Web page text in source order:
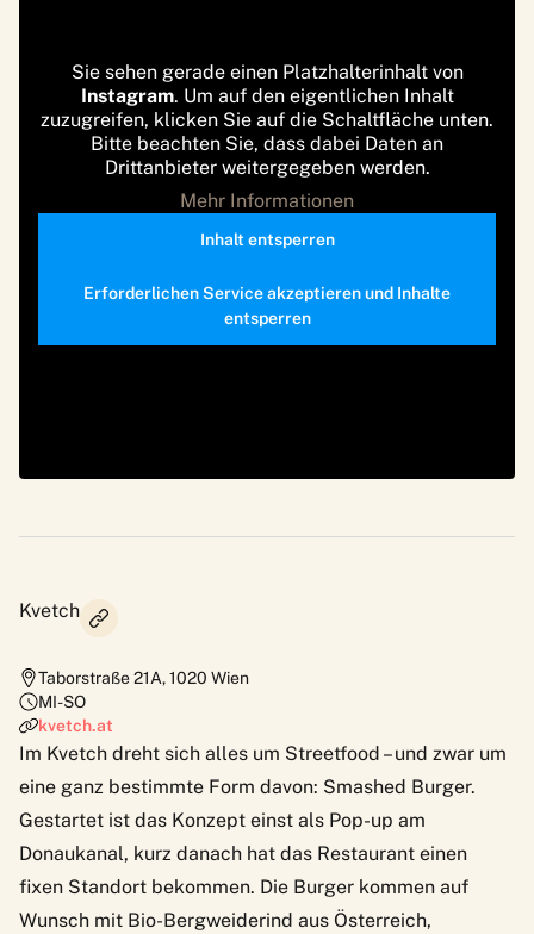
Sie sehen gerade einen Platzhalterinhalt von
Instagram. Um auf den eigentlichen Inhalt
zuzugreifen, klicken Sie auf die Schaltfläche unten.
Bitte beachten Sie, dass dabei Daten an
Drittanbieter weitergegeben werden.
Mehr Informationen
Inhalt entsperren
Erforderlichen Service akzeptieren und Inhalte
entsperren
Kvetch
Taborstraße 21A,1020 Wien
MI-SO
kvetch.at
Im Kvetch dreht sich alles um Streetfood – und zwar um
eine ganz bestimmte Form davon: Smashed Burger.
Gestartet ist das Konzept einst als Pop-up am
Donaukanal, kurz danach hat das Restaurant einen
fixen Standort bekommen. Die Burger kommen auf
Wunsch mit Bio-Bergweiderind aus Österreich,